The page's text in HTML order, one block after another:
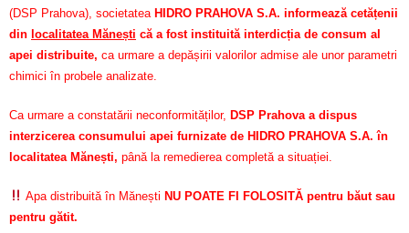
(DSP Prahova), societatea HIDRO PRAHOVA S.A. informează cetățenii
din localitatea Mănești că a fost instituită interdicția de consum al
apei distribuite, ca urmare a depășirii valorilor admise ale unor parametri
chimici în probele analizate.
Ca urmare a constatării neconformităților, DSP Prahova a dispus
interzicerea consumului apei furnizate de HIDRO PRAHOVA S.A. în
localitatea Mănești, până la remedierea completă a situației.
Apa distribuită în Mănești NU POATE FI FOLOSITĂ pentru băut sau
pentru gătit.